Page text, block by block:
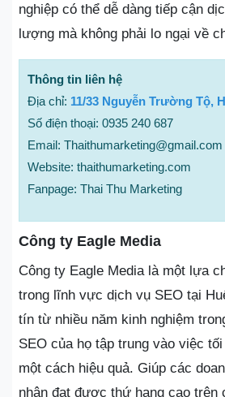
nghiệp có thể dễ dàng tiếp cận
lượng mà không phải lo ngại về
Thông tin liên hệ
Địa chỉ: 11/33 Nguyễn Trường Tộ,
Số điện thoại: 0935 240 687
Email: Thaithumarketing@gmail.com
Website: thaithumarketing.com
Fanpage: Thai Thu Marketing
Công ty Eagle Media
Công ty Eagle Media là một lựa
trong lĩnh vực dịch vụ SEO tại
tín từ nhiều năm kinh nghiệm
SEO của họ tập trung vào việc
một cách hiệu quả. Giúp các
nhân đạt được thứ hạng cao trên